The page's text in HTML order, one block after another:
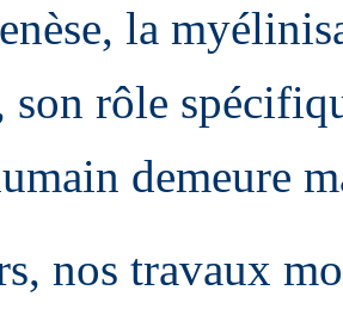
la
son rôle
demeure
nos travaux